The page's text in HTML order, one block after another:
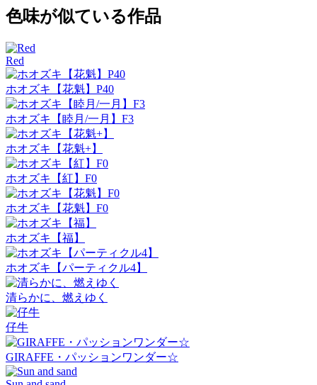
色味が似ている作品
Red
ホオズキ【花魁】P40
ホオズキ【睦月/一月】F3
ホオズキ【花魁+】
ホオズキ【紅】F0
ホオズキ【花魁】F0
ホオズキ【福】
ホオズキ【パーティクル4】
清らかに、燃えゆく
仔牛
GIRAFFE・パッションワンダー☆